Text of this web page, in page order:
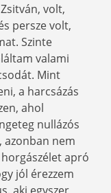
volt,
persze volt,
Szinte
valami
Mint
a harcsázás
ahol
nullázós
azonban nem
apró
jól érezzem